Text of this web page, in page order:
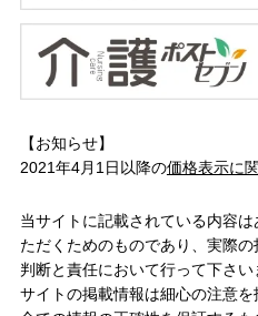
【お知らせ】
2021年4月1日以降の価格表示に
当サイトに記載されている内容
ただくためのものであり、実際
判断と責任において行って下さ
サイトの掲載情報は細心の注意